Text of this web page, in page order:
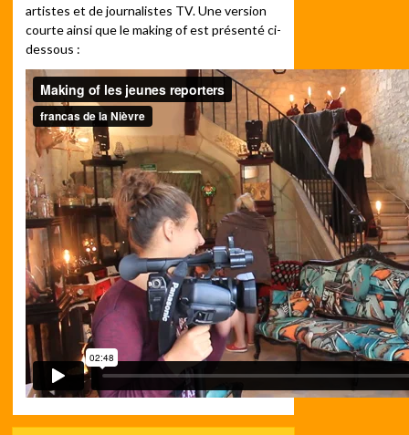
artistes et de journalistes TV. Une version
courte ainsi que le making of est présenté ci-
dessous :